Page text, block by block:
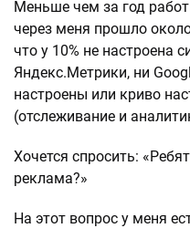
Меньше чем за год
через меня прошло
что у 10% не настроена
Яндекс.Метрики, ни
настроены или криво
(отслеживание и
Хочется спросить:
реклама?»
На этот вопрос у меня